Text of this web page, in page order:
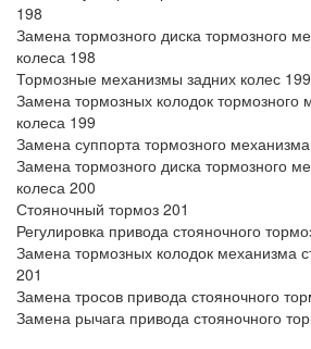
198
Замена тормозного диска тормозного
колеса 198
Тормозные механизмы задних колес 199
Замена тормозных колодок тормозного
колеса 199
Замена суппорта тормозного
Замена тормозного диска тормозного
колеса 200
Стояночный тормоз 201
Регулировка привода стояночного
Замена тормозных колодок механизма
201
Замена тросов привода стояночного
Замена рычага привода стояночного